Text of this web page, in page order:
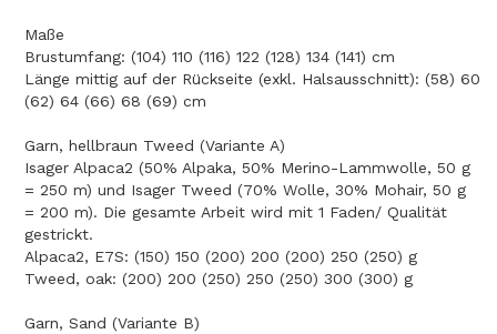
Maße
Brustumfang: (104) 110 (116) 122 (128) 134 (141) cm
Länge mittig auf der Rückseite (exkl. Halsausschnitt): (58) 60
(62) 64 (66) 68 (69) cm
Garn, hellbraun Tweed (Variante A)
Isager Alpaca2 (50% Alpaka, 50% Merino-Lammwolle, 50 g
= 250 m) und Isager Tweed (70% Wolle, 30% Mohair, 50 g
= 200 m). Die gesamte Arbeit wird mit 1 Faden/ Qualität
gestrickt.
Alpaca2, E7S: (150) 150 (200) 200 (200) 250 (250) g
Tweed, oak: (200) 200 (250) 250 (250) 300 (300) g
Garn, Sand (Variante B)